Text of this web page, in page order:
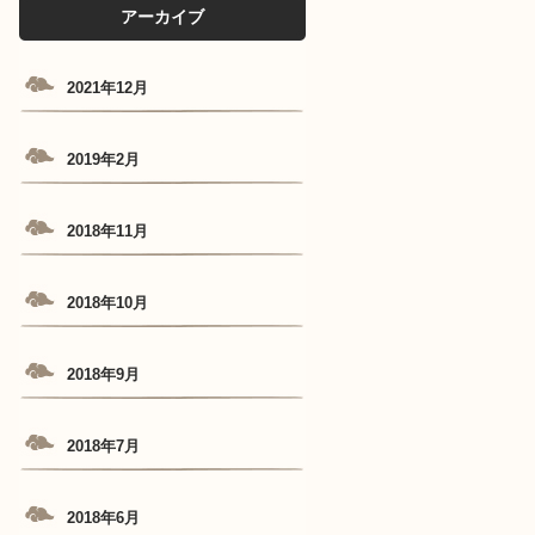
アーカイブ
2021年12月
2019年2月
2018年11月
2018年10月
2018年9月
2018年7月
2018年6月